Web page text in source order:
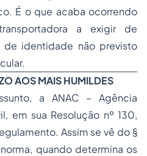
É o que acaba ocorrendo
a exigir de
de identidade não previsto
AOS MAIS HUMILDES
a ANAC – Agência
em sua Resolução nº 130,
Assim se vê do §
quando determina os